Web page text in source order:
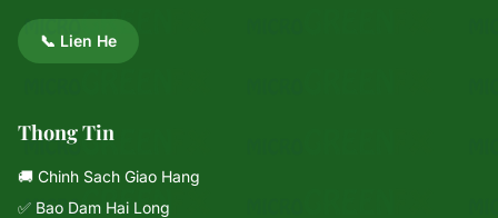
📞 Lien He
Thong Tin
🚚 Chinh Sach Giao Hang
✅ Bao Dam Hai Long